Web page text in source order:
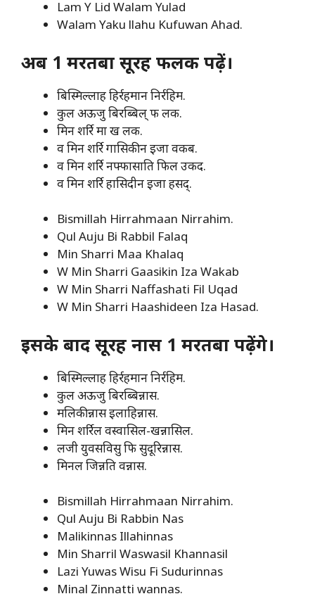
Lam Y Lid Walam Yulad
Walam Yaku llahu Kufuwan Ahad.
अब 1 मरतबा सूरह फलक पढ़ें।
बिस्मिल्लाह हिर्रहमान निर्रहिम.
कुल अऊजु बिरब्बिल् फ लक.
मिन शर्रि मा ख लक.
व मिन शर्रि गासिकीन इजा वकब.
व मिन शर्रि नफ्फासाति फिल उकद.
व मिन शर्रि हासिदीन इजा हसद्.
Bismillah Hirrahmaan Nirrahim.
Qul Auju Bi Rabbil Falaq
Min Sharri Maa Khalaq
W Min Sharri Gaasikin Iza Wakab
W Min Sharri Naffashati Fil Uqad
W Min Sharri Haashideen Iza Hasad.
इसके बाद सूरह नास 1 मरतबा पढ़ेंगे।
बिस्मिल्लाह हिर्रहमान निर्रहिम.
कुल अऊजु बिरब्बिन्नास.
मलिकीन्नास इलाहिन्नास.
मिन शर्रिल वस्वासिल-खन्नासिल.
लजी युवसविसु फि सुदूरिन्नास.
मिनल जिन्नति वन्नास.
Bismillah Hirrahmaan Nirrahim.
Qul Auju Bi Rabbin Nas
Malikinnas Illahinnas
Min Sharril Waswasil Khannasil
Lazi Yuwas Wisu Fi Sudurinnas
Minal Zinnatti wannas.